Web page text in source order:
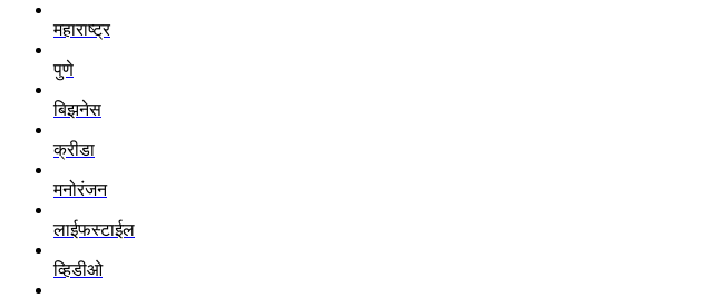
महाराष्ट्र
पुणे
बिझनेस
क्रीडा
मनोरंजन
लाईफस्टाईल
व्हिडीओ